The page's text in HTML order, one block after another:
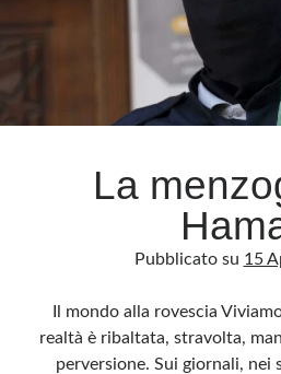
La
Pubblicato su 15
Il mondo alla rovescia
realtà è ribaltata, stravolta,
perversione. Sui giornali, nei